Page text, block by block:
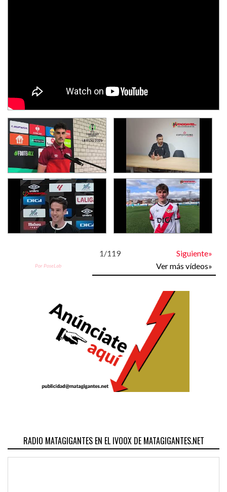
1/119 Siguiente»
Por PoseLab Ver más vídeos»
RADIO MATAGIGANTES EN EL IVOOX DE MATAGIGANTES.NET